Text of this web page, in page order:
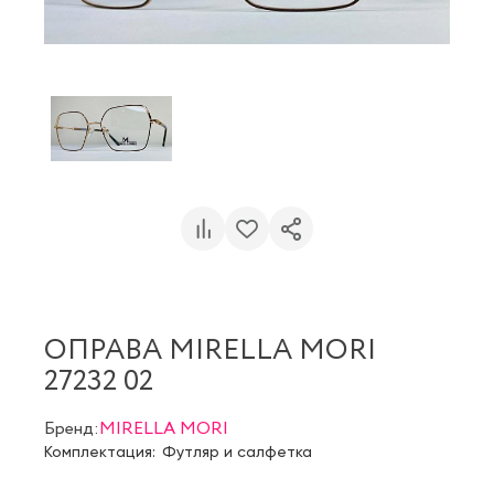
ОПРАВА MIRELLA MORI
27232 02
Бренд:MIRELLA MORI
Комплектация: Футляр и салфетка